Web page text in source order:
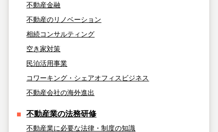
不動産金融
不動産のリノベーション
相続コンサルティング
空き家対策
民泊活用事業
コワーキング・シェアオフィスビジネス
不動産会社の海外進出
不動産業の法務研修
不動産業に必要な法律・制度の知識